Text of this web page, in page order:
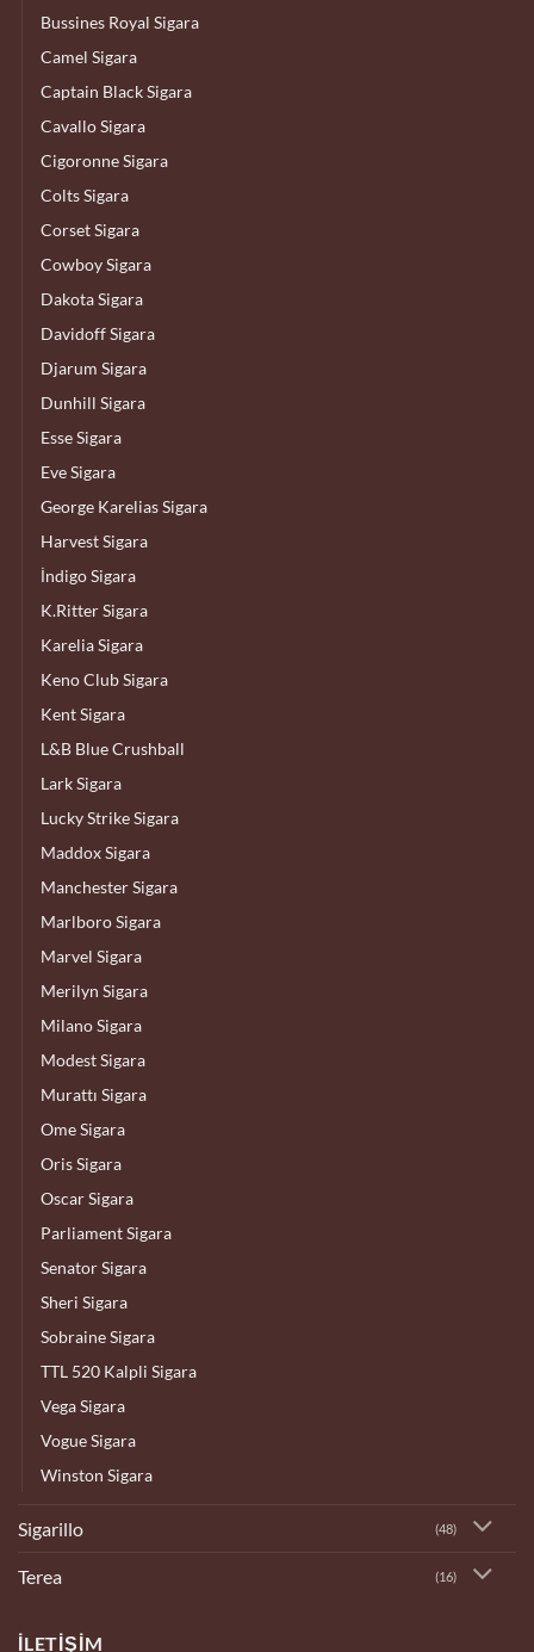
Bussines Royal Sigara
Camel Sigara
Captain Black Sigara
Cavallo Sigara
Cigoronne Sigara
Colts Sigara
Corset Sigara
Cowboy Sigara
Dakota Sigara
Davidoff Sigara
Djarum Sigara
Dunhill Sigara
Esse Sigara
Eve Sigara
George Karelias Sigara
Harvest Sigara
İndigo Sigara
K.Ritter Sigara
Karelia Sigara
Keno Club Sigara
Kent Sigara
L&B Blue Crushball
Lark Sigara
Lucky Strike Sigara
Maddox Sigara
Manchester Sigara
Marlboro Sigara
Marvel Sigara
Merilyn Sigara
Milano Sigara
Modest Sigara
Murattı Sigara
Ome Sigara
Oris Sigara
Oscar Sigara
Parliament Sigara
Senator Sigara
Sheri Sigara
Sobraine Sigara
TTL 520 Kalpli Sigara
Vega Sigara
Vogue Sigara
Winston Sigara
Sigarillo (48)
Terea (16)
İLETIŞIM